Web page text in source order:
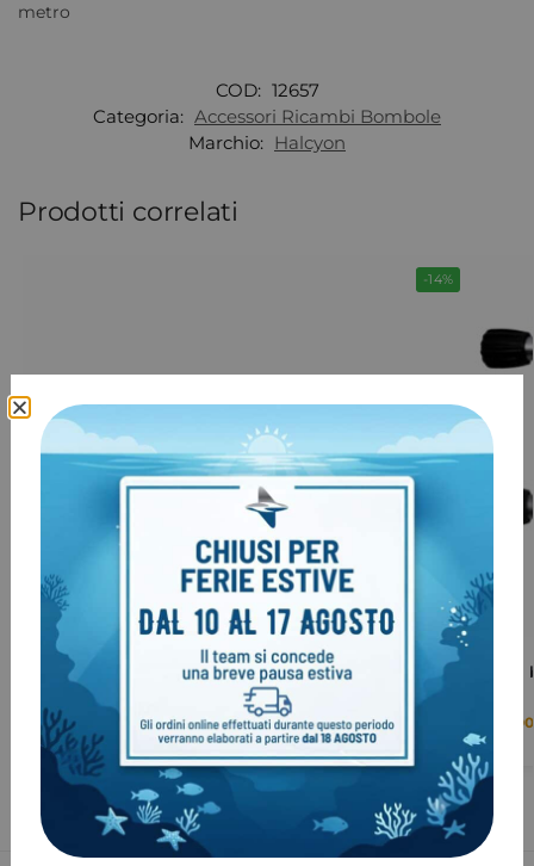
metro
COD: 12657
Categoria: Accessori Ricambi Bombole
Marchio: Halcyon
Prodotti correlati
Rubinetteria completa manifold per
bibombola – 140 mm
€209,00
-14%
Rubinetteria
G5/8)
119,00